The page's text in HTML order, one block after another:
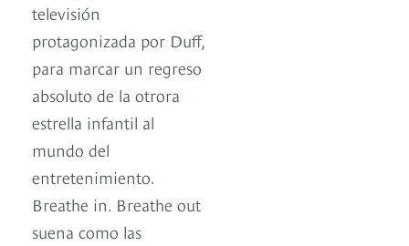
televisión
protagonizada por Duff,
para marcar un regreso
absoluto de la otrora
estrella infantil al
mundo del
entretenimiento.
Breathe in. Breathe out
suena como las